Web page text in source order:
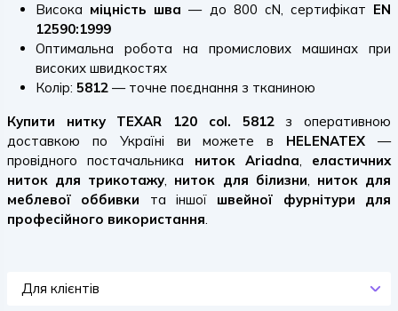
Висока міцність шва — до 800 cN, сертифікат EN
12590:1999
Оптимальна робота на промислових машинах при
високих швидкостях
Колір: 5812 — точне поєднання з тканиною
Купити нитку TEXAR 120 col. 5812з оперативною
доставкою по Україні ви можете в HELENATEX —
провідного постачальника ниток Ariadna, еластичних
ниток для трикотажу, ниток для білизни, ниток для
меблевої оббивки та іншої швейної фурнітури для
професійного використання.
Для клієнтів